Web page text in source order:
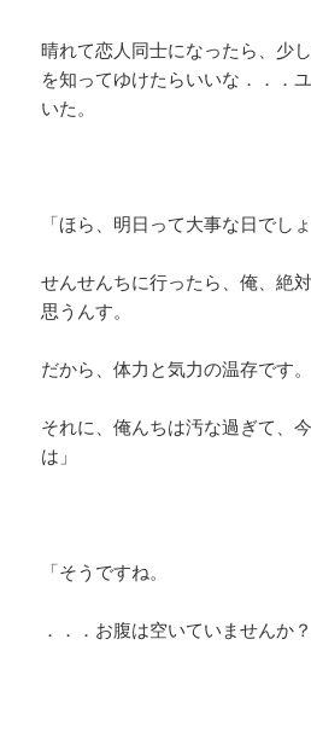
晴れて恋人同士になったら、少
を知ってゆけたらいいな．．．
いた。
「ほら、明日って大事な日でし
せんせんちに行ったら、俺、絶
思うんす。
だから、体力と気力の温存です。
それに、俺んちは汚な過ぎて、
は」
「そうですね。
．．．お腹は空いていませんか？